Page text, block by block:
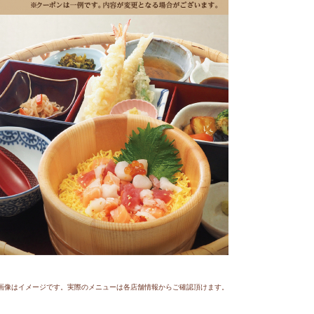
はイメージです。実際のメニューは各店舗情報からご確認頂けます。